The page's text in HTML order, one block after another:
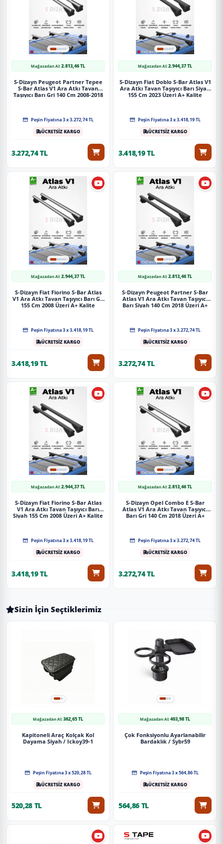
Mağazadan Al:2.813,46 TL
S-Dizayn Peugeot Partner Tepee
S-Bar Atlas V1 Ara Atkı Tavan
Taşıyıcı Barı Gri 140 Cm 2008-2018
Peşin Fiyatına 3 x 3.272,74 TL
ÜCRETSİZ KARGO
3.272,74 TL
Mağazadan Al:2.944,37 TL
S-Dizayn Fiat Doblo S-Bar Atlas V1
Ara Atkı Tavan Taşıyıcı Barı Siyah
155 Cm 2023 Üzeri A+ Kalite
Peşin Fiyatına 3 x 3.418,19 TL
ÜCRETSİZ KARGO
3.418,19 TL
Mağazadan Al:2.944,37 TL
S-Dizayn Fiat Fiorino S-Bar Atlas
V1 Ara Atkı Tavan Taşıyıcı Barı Gri
155 Cm 2008 Üzeri A+ Kalite
Peşin Fiyatına 3 x 3.418,19 TL
ÜCRETSİZ KARGO
3.418,19 TL
Mağazadan Al:2.813,46 TL
S-Dizayn Peugeot Partner S-Bar
Atlas V1 Ara Atkı Tavan Taşıyıcı
Barı Siyah 140 Cm 2018 Üzeri A+
Peşin Fiyatına 3 x 3.272,74 TL
ÜCRETSİZ KARGO
3.272,74 TL
Mağazadan Al:2.944,37 TL
S-Dizayn Fiat Fiorino S-Bar Atlas
V1 Ara Atkı Tavan Taşıyıcı Barı
Siyah 155 Cm 2008 Üzeri A+ Kalite
Peşin Fiyatına 3 x 3.418,19 TL
ÜCRETSİZ KARGO
3.418,19 TL
Mağazadan Al:2.813,46 TL
S-Dizayn Opel Combo E S-Bar
Atlas V1 Ara Atkı Tavan Taşıyıcı
Barı Gri 140 Cm 2018 Üzeri A+
Peşin Fiyatına 3 x 3.272,74 TL
ÜCRETSİZ KARGO
3.272,74 TL
Sizin İçin Seçtiklerimiz
Mağazadan Al:362,65 TL
Kapitoneli Araç Kolçak Kol
Dayama Siyah / Ickoy39-1
Peşin Fiyatına 3 x 520,28 TL
ÜCRETSİZ KARGO
520,28 TL
Mağazadan Al:403,98 TL
Çok Fonksiyonlu Ayarlanabilir
Bardaklık / Sybr59
Peşin Fiyatına 3 x 564,86 TL
ÜCRETSİZ KARGO
564,86 TL